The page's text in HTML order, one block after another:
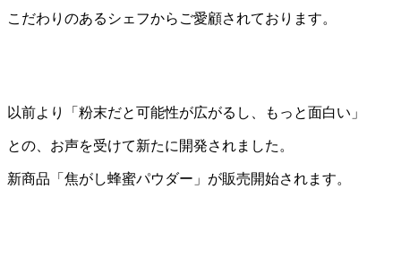
こだわりのあるシェフからご愛顧されております。
以前より「粉末だと可能性が広がるし、もっと面白い」
との、お声を受けて新たに開発されました。
新商品「焦がし蜂蜜パウダー」が販売開始されます。